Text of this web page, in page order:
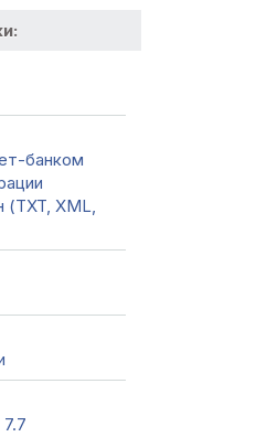
банком
(TXT, XML,